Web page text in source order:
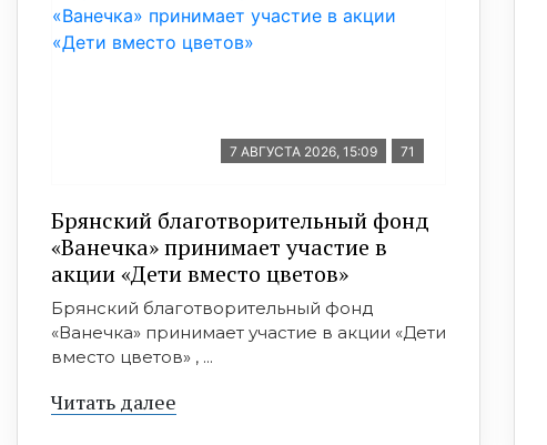
7 АВГУСТА 2026, 15:09 71
Брянский благотворительный фонд
«Ванечка» принимает участие в
акции «Дети вместо цветов»
Брянский благотворительный фонд
«Ванечка» принимает участие в акции «Дети
вместо цветов» , ...
Читать далее